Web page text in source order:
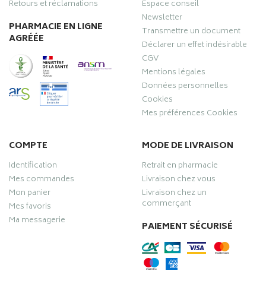
Retours et réclamations
PHARMACIE EN LIGNE
AGRÉÉE
Espace conseil
Newsletter
Transmettre un document
Déclarer un effet indésirable
CGV
Mentions légales
Données personnelles
Cookies
Mes préférences Cookies
COMPTE
Identification
Mes commandes
Mon panier
Mes favoris
Ma messagerie
MODE DE LIVRAISON
Retrait en pharmacie
Livraison chez vous
Livraison chez un
commerçant
PAIEMENT SÉCURISÉ